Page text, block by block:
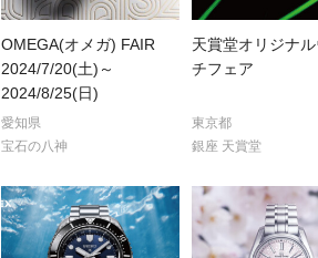
OMEGA(オメガ) FAIR
2024/7/20(土)～
2024/8/25(日)
愛知県
宝石の八神
天賞堂オリジナ
チフェア
東京都
銀座 天賞堂